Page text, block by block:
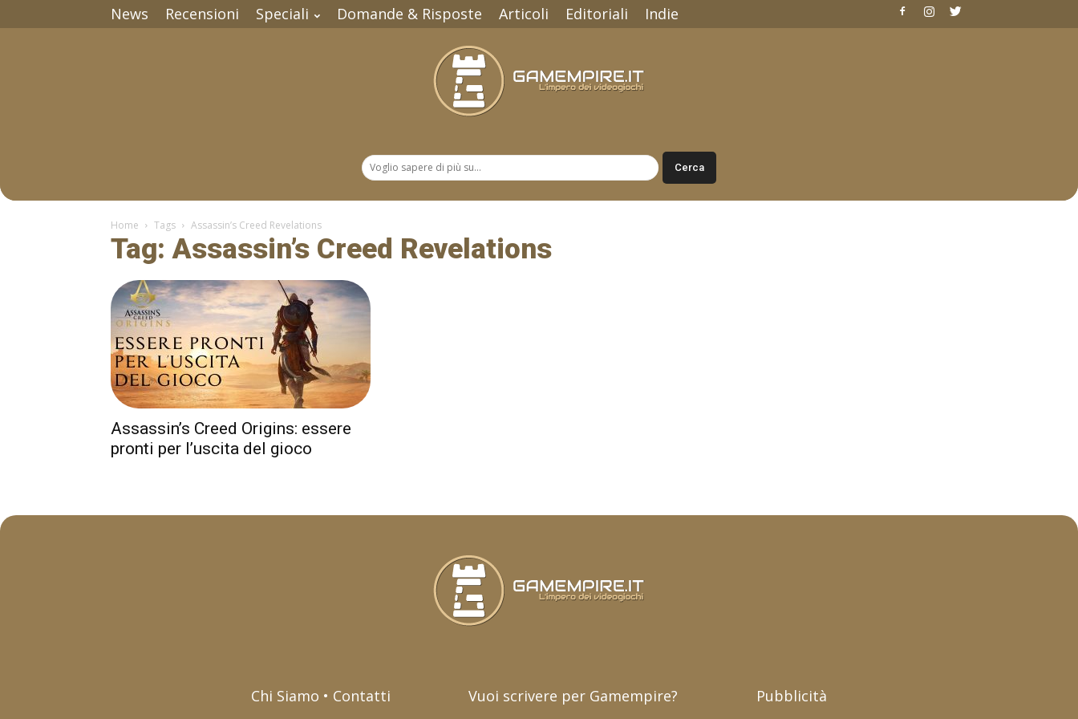
News Recensioni Speciali Domande & Risposte Articoli Editoriali Indie
Home Tags Assassin’s Creed Revelations
Tag: Assassin’s Creed Revelations
Assassin’s Creed Origins: essere
pronti per l’uscita del gioco
Chi Siamo • Contatti Vuoi scrivere per Gamempire? Pubblicità